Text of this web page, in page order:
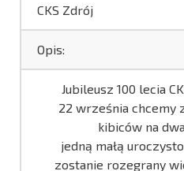
CKS Zdrój
Opis:
Jubileusz 100 lecia
22 września chcemy
kibiców na
jedną małą
zostanie rozegrany